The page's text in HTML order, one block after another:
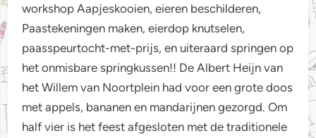
workshop Aapjeskooien, eieren beschilderen,
Paastekeningen maken, eierdop knutselen,
paasspeurtocht-met-prijs, en uiteraard springen op
het onmisbare springkussen!! De Albert Heijn van
het Willem van Noortplein had voor een grote doos
met appels, bananen en mandarijnen gezorgd. Om
half vier is het feest afgesloten met de traditionele